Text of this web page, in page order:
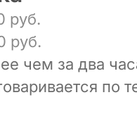
руб.
руб.
чем за два
по